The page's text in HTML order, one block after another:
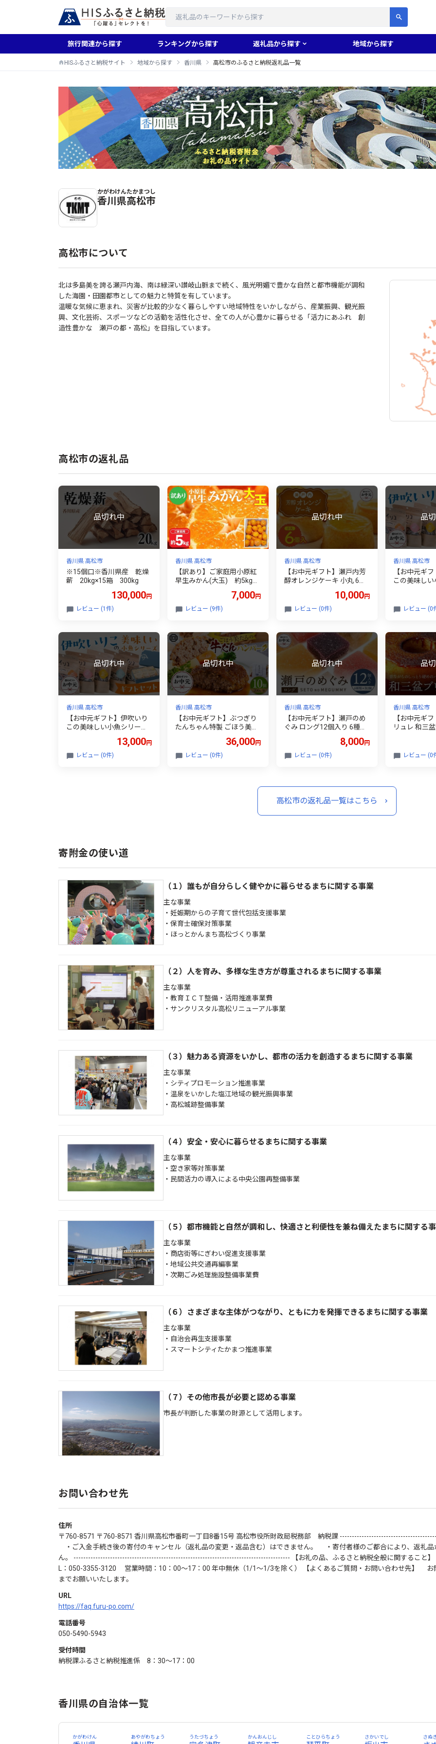
旅行関連から探す ランキングから探す 返礼品から探す 地域から探す
HISふるさと納税サイト 地域から探す 香川県 高松市のふるさと納税返礼品一覧
高松市のふるさと納税返礼品一覧
香川県
かがわけん
高松市
たかまつし
高松市について
北は多島美を誇る瀬戸内海、南は緑深い讃岐山脈まで続く、風光明媚で豊かな自然と都市機能が調和
した海園・田園都市としての魅力と特質を有しています。
温暖な気候に恵まれ、災害が比較的少なく暮らしやすい地域特性をいかしながら、産業振興、観光振
興、文化芸術、スポーツなどの活動を活性化させ、全ての人が心豊かに暮らせる「活力にあふれ 創
造性豊かな 瀬戸の都・高松」を目指しています。
高松市の返礼品
香川県 高松市
※15個口※香川県産 乾燥
薪 20kg×15箱 300kg
130,000円
レビュー (1件)
香川県 高松市
【訳あり】ご家庭用小原紅
早生みかん(大玉) 約5kg
年1月中旬配送】｜早生ミカ
ン みかん 早生みかん 訳ア
果物 柑橘 わけあり 先行予
約
7,000円
レビュー (9件)
香川県 高松市
【お中元ギフト】瀬戸内芳
醇オレンジケーキ 小丸 6個
10,000円
レビュー (0件)
香川県 高松市
【お中元ギ
この美味し
レビュー (0
香川県 高松市
【お中元ギフト】伊吹いり
この美味しい小魚シリー
13,000円
レビュー (0件)
香川県 高松市
【お中元ギフト】ぶつぎり
たんちゃん特製 ごほう美た
36,000円
レビュー (0件)
香川県 高松市
【お中元ギフト】瀬戸のめ
ぐみ ロング12個入り 6種類
8,000円
レビュー (0件)
香川県 高松市
【お中元ギ
リュレ 和三
レビュー (0
高松市の返礼品一覧はこちら
寄附金の使い道
（１）誰もが自分らしく健やかに暮らせるまちに関する事業
主な事業
・妊娠期からの子育て世代包括支援事業
・保育士確保対策事業
・ほっとかんまち高松づくり事業
（２）人を育み、多様な生き方が尊重されるまちに関する事業
主な事業
・教育ＩＣＴ整備・活用推進事業費
・サンクリスタル高松リニューアル事業
（３）魅力ある資源をいかし、都市の活力を創造するまちに関する事業
主な事業
・シティプロモーション推進事業
・温泉をいかした塩江地域の観光振興事業
・高松城跡整備事業
（４）安全・安心に暮らせるまちに関する事業
主な事業
・空き家等対策事業
・民間活力の導入による中央公園再整備事業
（５）都市機能と自然が調和し、快適さと利便性を兼ね備えたまちに関する
主な事業
・商店街等にぎわい促進支援事業
・地域公共交通再編事業
・次期ごみ処理施設整備事業費
（６）さまざまな主体がつながり、ともに力を発揮できるまちに関する事業
主な事業
・自治会再生支援事業
・スマートシティたかまつ推進事業
（７）その他市長が必要と認める事業
市長が判断した事業の財源として活用します。
お問い合わせ先
住所
〒760-8571 〒760-8571 香川県高松市番町一丁目8番15号 高松市役所財政局税務部 納税課
・ご入金手続き後の寄付のキャンセル（返礼品の変更・返品含む）はできません。 ・寄付者様のご都合により、返礼
ん。 ----------------------------------------------------------------------------------------- 【お礼の品、ふるさと納税全般に関するこ
L：050-3355-3120 営業時間：10：00～17：00 年中無休（1/1～1/3を除く） 【よくあるご質問・お問い合わせ先】 お
までお願いいたします。
URL
https://faq.furu-po.com/
電話番号
050-5490-5943
受付時間
納税課ふるさと納税推進係 8：30～17：00
香川県の自治体一覧
かがわけん あやがわちょう うたづちょう かんおんじし ことひらちょう さかいでし さぬ